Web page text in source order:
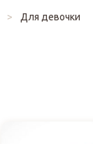
> Для девочки